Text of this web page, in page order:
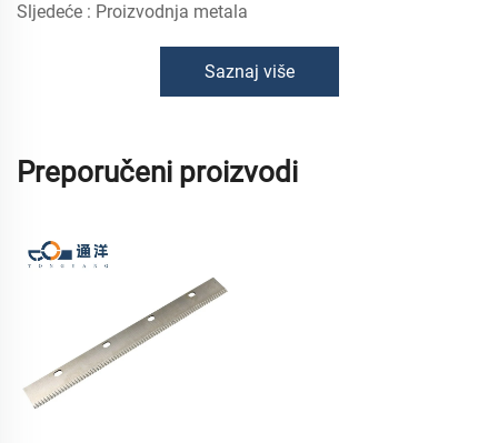
Sljedeće : Proizvodnja metala
Saznaj više
Preporučeni proizvodi